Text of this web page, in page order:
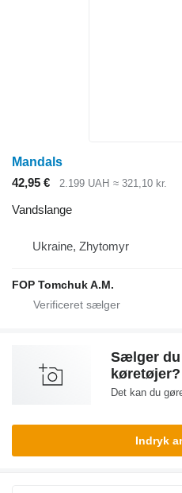
Mandals
42,95 €
2.199 UAH ≈ 321,10 kr.
Vandslange
Ukraine, Zhytomyr
FOP Tomchuk A.M.
Sælger
køretøjer?
Det kan du
Indryk